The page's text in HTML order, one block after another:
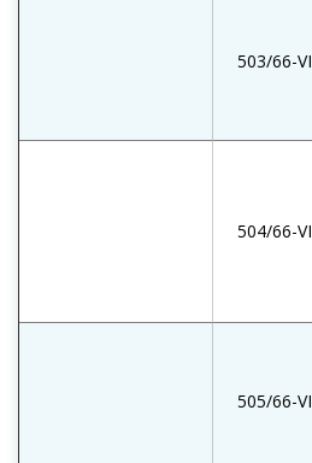
503/66-VI
504/66-VI
505/66-VI